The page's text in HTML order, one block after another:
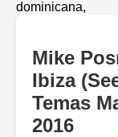
dominicana,
Mike
Ibiza
Temas
2016